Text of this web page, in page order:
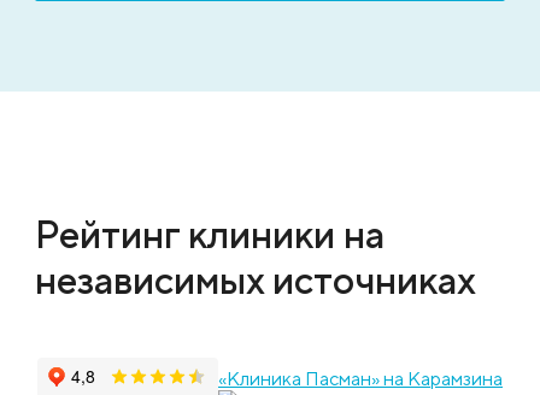
Рейтинг клиники на
независимых источниках
«Клиника Пасман» на Карамзина